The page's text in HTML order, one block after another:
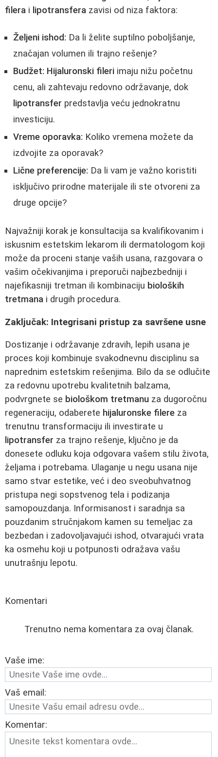
filera i lipotransfera zavisi od niza faktora:
Željeni ishod: Da li želite suptilno poboljšanje,
značajan volumen ili trajno rešenje?
Budžet: Hijaluronski fileri imaju nižu početnu
cenu, ali zahtevaju redovno održavanje, dok
lipotransfer predstavlja veću jednokratnu
investiciju.
Vreme oporavka: Koliko vremena možete da
izdvojite za oporavak?
Lične preferencije: Da li vam je važno koristiti
isključivo prirodne materijale ili ste otvoreni za
druge opcije?
Najvažniji korak je konsultacija sa kvalifikovanim i
iskusnim estetskim lekarom ili dermatologom koji
može da proceni stanje vaših usana, razgovara o
vašim očekivanjima i preporuči najbezbedniji i
najefikasniji tretman ili kombinaciju bioloških
tretmana i drugih procedura.
Zaključak: Integrisani pristup za savršene usne
Dostizanje i održavanje zdravih, lepih usana je
proces koji kombinuje svakodnevnu disciplinu sa
naprednim estetskim rešenjima. Bilo da se odlučite
za redovnu upotrebu kvalitetnih balzama,
podvrgnete se biološkom tretmanu za dugoročnu
regeneraciju, odaberete hijaluronske filere za
trenutnu transformaciju ili investirate u
lipotransfer za trajno rešenje, ključno je da
donesete odluku koja odgovara vašem stilu života,
željama i potrebama. Ulaganje u negu usana nije
samo stvar estetike, već i deo sveobuhvatnog
pristupa negi sopstvenog tela i podizanja
samopouzdanja. Informisanost i saradnja sa
pouzdanim stručnjakom kamen su temeljac za
bezbedan i zadovoljavajući ishod, otvarajući vrata
ka osmehu koji u potpunosti odražava vašu
unutrašnju lepotu.
Komentari
Trenutno nema komentara za ovaj članak.
Vaše ime:
Vaš email:
Komentar: